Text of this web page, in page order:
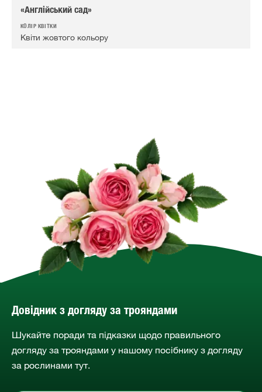
«Англійський сад»
Квіти жовтого кольору
Довідник з догляду за трояндами
Шукайте поради та підказки щодо правильного
догляду за трояндами у нашому посібнику з догляду
за рослинами тут.